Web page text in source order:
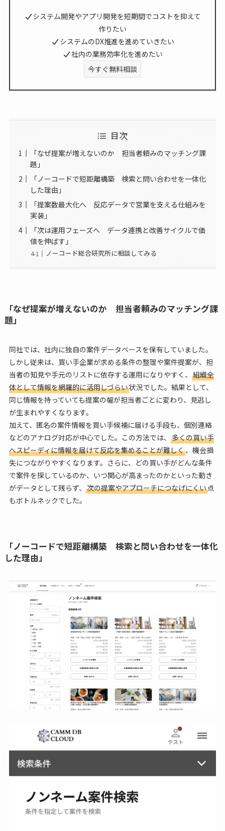
システム開発やアプリ開発を短期間でコストを抑えて
作りたい
システムのDX推進を進めていきたい
社内の業務効率化を進めたい
今すぐ無料相談
目次
「なぜ提案が増えないのか 担当者頼みのマッチング課
題」
「ノーコードで短距離構築 検索と問い合わせを一体化
した理由」
「提案数最大化へ 反応データで営業を支える仕組みを
実装」
「次は運用フェーズへ データ連携と改善サイクルで価
値を伸ばす」
ノーコード総合研究所に相談してみる
「なぜ提案が増えないのか 担当者頼みのマッチング課
題」
同社では、社内に独自の案件データベースを保有していました。
しかし従来は、買い手企業が求める条件の整理や案件提案が、担
当者の知見や手元のリストに依存する運用になりやすく、 組織全
体として情報を網羅的に活用しづらい状況でした。結果として、
同じ情報を持っていても提案の幅が担当者ごとに変わり、見逃し
が生まれやすくなります。
加えて、匿名の案件情報を買い手候補に届ける手段も、個別連絡
などのアナログ対応が中心でした。この方法では、 多くの買い手
へスピーディに情報を届けて反応を集めることが難しく、機会損
失につながりやすくなります。さらに、どの買い手がどんな条件
で案件を探しているのか、いつ関心が高まったのかといった動き
がデータとして残らず、 次の提案やアプローチにつなげにくい点
もボトルネックでした。
「ノーコードで短距離構築 検索と問い合わせを一体化
した理由」